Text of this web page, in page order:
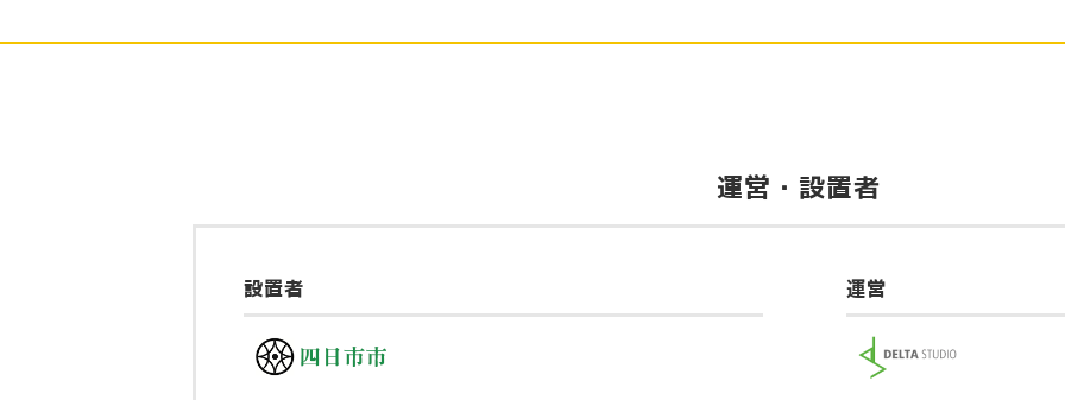
運営・設置者
設置者 運営